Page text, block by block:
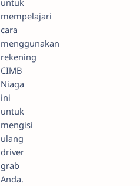
untuk
mempelajari
cara
menggunakan
rekening
CIMB
Niaga
ini
untuk
mengisi
ulang
driver
grab
Anda.